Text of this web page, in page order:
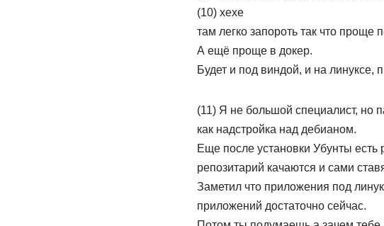
(10) хехе
там легко запороть так что проще
А ещё проще в докер.
Будет и под виндой, и на линуксе,
(11) Я не большой специалист, но
как надстройка над дебианом.
Еще после установки Убунты
репозитарий качаются и сами
Заметил что приложения под
приложений достаточно сейчас.